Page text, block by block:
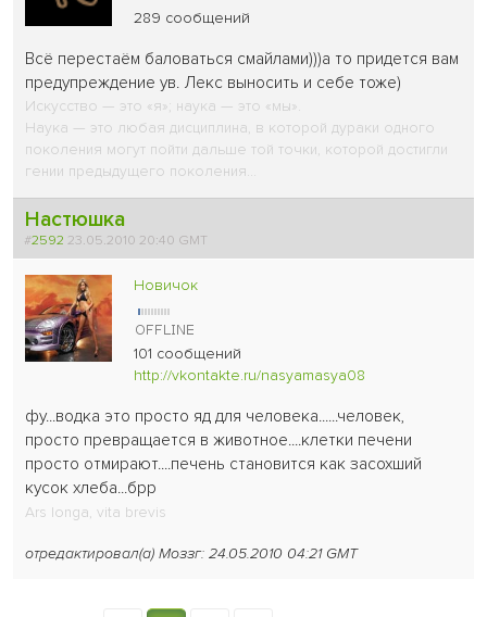
289 сообщений
Всё перестаём баловаться смайлами)))а то придется вам
предупреждение ув. Лекс выносить и себе тоже)
Искусство — это «я»; наука — это «мы».
Наука — это любая дисциплина, в которой дураки одного
поколения могут пойти дальше той точки, которой достигли
гении предыдущего поколения...
Настюшка
#2592 23.05.2010 20:40 GMT
Новичок
101 сообщений
http://vkontakte.ru/nasyamasya08
фу...водка это просто яд для человека......человек,
просто превращается в животное....клетки печени
просто отмирают....печень становится как засохший
кусок хлеба...брр
Ars longa, vita brevis
отредактировал(а) Моззг: 24.05.2010 04:21 GMT